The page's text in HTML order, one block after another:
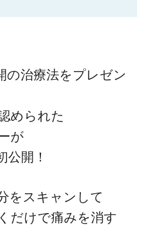
の治療法をプレゼン
められた
が
公開！
をスキャンして
だけで痛みを消す